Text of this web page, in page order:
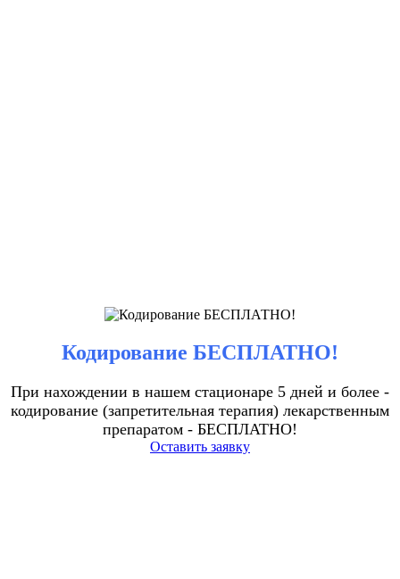
Кодирование БЕСПЛАТНО!
При нахождении в нашем стационаре 5 дней и более -
кодирование (запретительная терапия) лекарственным
препаратом - БЕСПЛАТНО!
Оставить заявку